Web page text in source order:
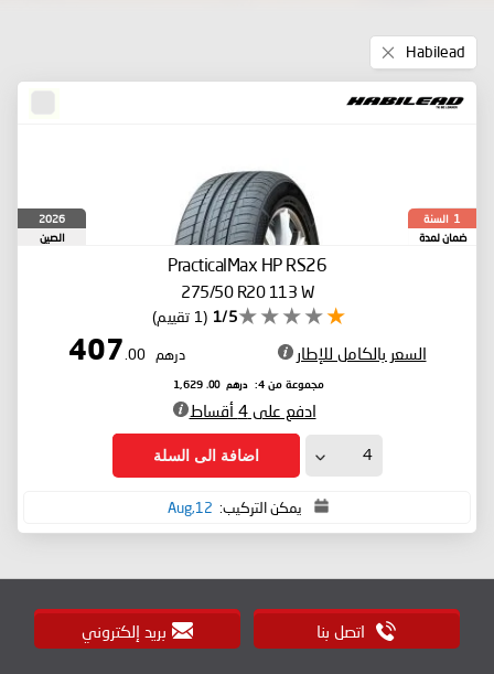
Habilead
This
Item
1 السنة
ضمان لمدة
2026
الصين
PracticalMax HP RS26
275/50 R20 113 W
1/5 (1 تقييم)
السعر بالكامل للإطار درهم 407
.00
مجموعة من 4: درهم 1,629
.00
ادفع على 4 أقساط
اضافة الى السلة
يمكن التركيب: 12,Aug
اتصل بنا بريد إلكتروني